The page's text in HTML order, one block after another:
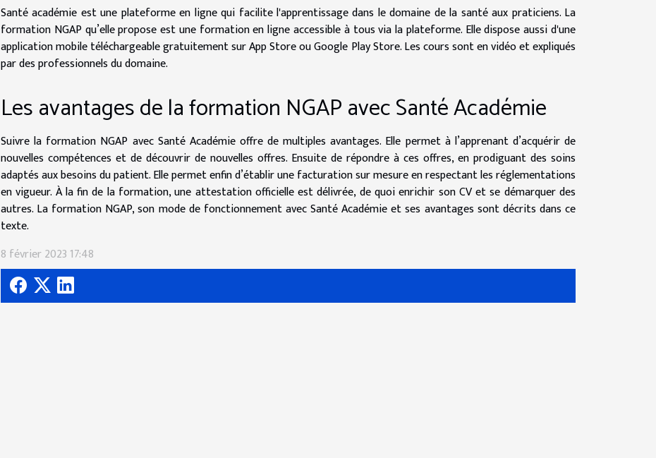
Santé académie est une plateforme en ligne qui facilite l'apprentissage dans le domaine de la santé aux praticiens. La
formation NGAP qu’elle propose est une formation en ligne accessible à tous via la plateforme. Elle dispose aussi d'une
application mobile téléchargeable gratuitement sur App Store ou Google Play Store. Les cours sont en vidéo et expliqués
par des professionnels du domaine.
Les avantages de la formation NGAP avec Santé Académie
Suivre la formation NGAP avec Santé Académie offre de multiples avantages. Elle permet à l’apprenant d’acquérir de
nouvelles compétences et de découvrir de nouvelles offres. Ensuite de répondre à ces offres, en prodiguant des soins
adaptés aux besoins du patient. Elle permet enfin d’établir une facturation sur mesure en respectant les réglementations
en vigueur. À la fin de la formation, une attestation officielle est délivrée, de quoi enrichir son CV et se démarquer des
autres. La formation NGAP, son mode de fonctionnement avec Santé Académie et ses avantages sont décrits dans ce
texte.
8 février 2023 17:48